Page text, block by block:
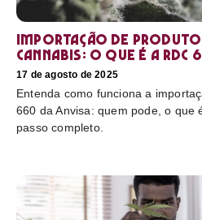
Importação de
cannabis: o que é a RDC
17 de agosto de 2025
Entenda como funciona a
660 da Anvisa: quem pode, o que
passo completo.